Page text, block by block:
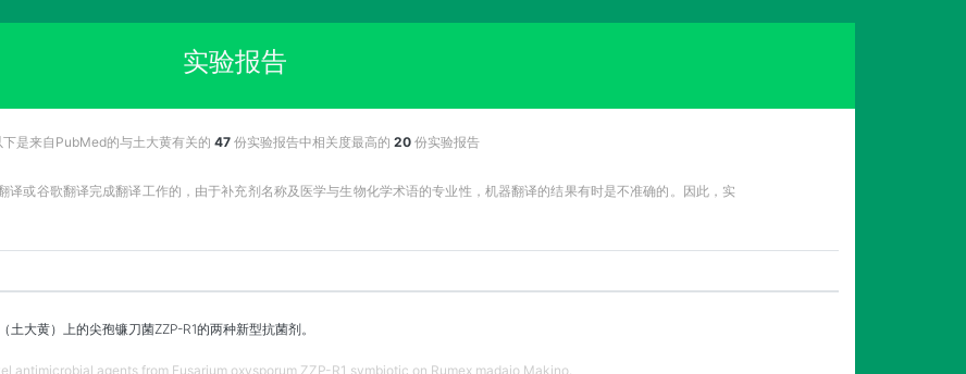
实验报告
下是来自PubMed的与土大黄有关的 47 份实验报告中相关度最高的 20 份实验报告
或谷歌翻译完成翻译工作的，由于补充剂名称及医学与生物化学术语的专业性，机器翻译的结果有时是不准确的。因此，实
大黄）上的尖孢镰刀菌ZZP-R1的两种新型抗菌剂。
antimicrobial agents from Fusarium oxysporum ZZP-R1 symbiotic on Rumex madaio Makino.